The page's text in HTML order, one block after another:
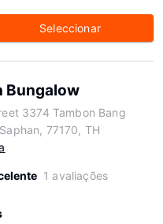
Seleccionar
Bungalow
3374 Tambon Bang
77170, TH
1 avaliações